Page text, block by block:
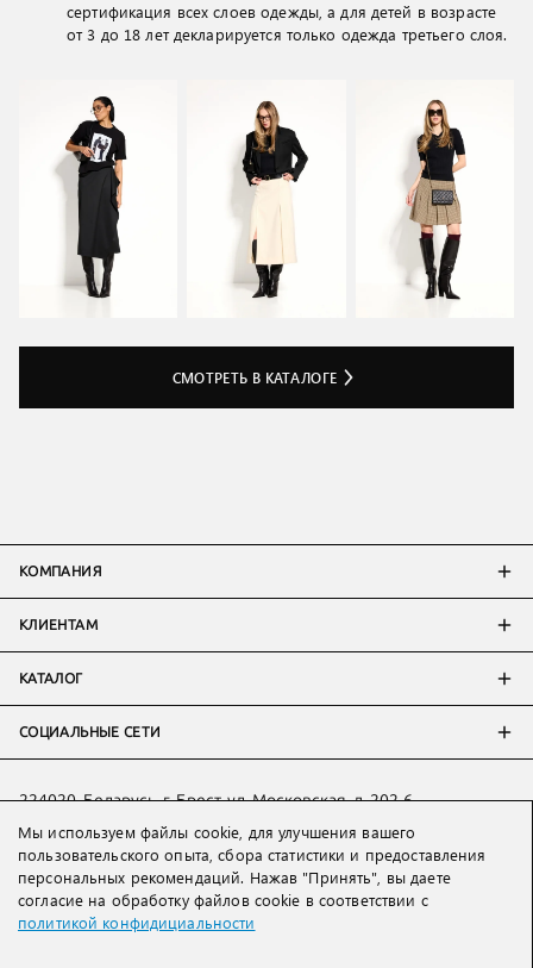
сертификация всех слоев одежды, а для детей в возрасте
от 3 до 18 лет декларируется только одежда третьего слоя.
СМОТРЕТЬ В КАТАЛОГЕ
КОМПАНИЯ
КЛИЕНТАМ
КАТАЛОГ
СОЦИАЛЬНЫЕ СЕТИ
214018 Россия, г. Смоленск, пр-т. Гагарина, д. 19
224020, Беларусь, г. Брест, ул. Московская, д. 202-6
Тел:+7 993 398 36 60(WhatsApp
Тел:+375 29 205 80 10( WhatsApp,Viber)
Email:ved@lakbi.com
Мы используем файлы cookie, для улучшения вашего
пользовательского опыта, сбора статистики и предоставления
персональных рекомендаций. Нажав "Принять", вы даете
согласие на обработку файлов cookie в соответствии с
политикой конфидициальности